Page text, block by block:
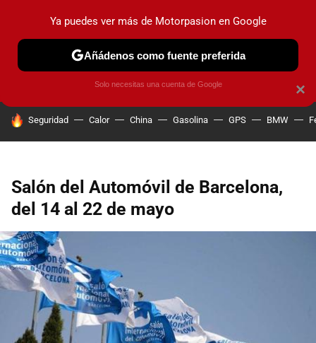
PRUEBAS COCHES ELÉCTRICOS OBSERVATORIO
HOY SE HABLA DE
Seguridad Calor China Gasolina GPS BMW
Salón del Automóvil de Barcelona,
del 14 al 22 de mayo
×
Ya puedes ver más de Motorpasion en Google
Añádenos como fuente preferida
Solo necesitas una cuenta de Google